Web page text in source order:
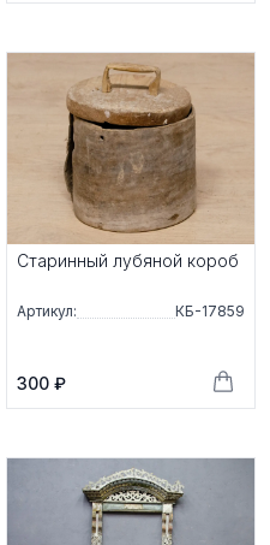
Старинный лубяной короб
Артикул: КБ-17859
300 ₽